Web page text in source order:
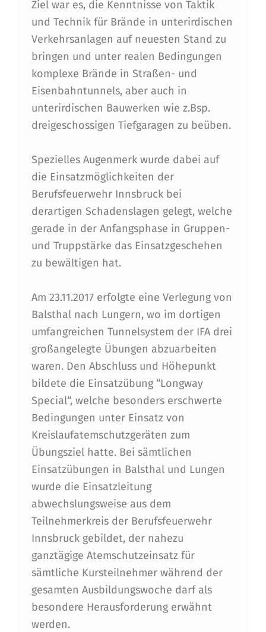
I
A
L
A
U
S
I
L
D
U
N
G
A
N
D
E
R
I
N
T
E
R
N
A
T
I
O
N
Ziel war es, die Kenntnisse von Taktik
und Technik für Brände in unterirdischen
Verkehrsanlagen auf neuesten Stand zu
bringen und unter realen Bedingungen
komplexe Brände in Straßen- und
Eisenbahntunnels, aber auch in
unterirdischen Bauwerken wie z.Bsp.
dreigeschossigen Tiefgaragen zu beüben.
Spezielles Augenmerk wurde dabei auf
die Einsatzmöglichkeiten der
Berufsfeuerwehr Innsbruck bei
derartigen Schadenslagen gelegt, welche
gerade in der Anfangsphase in Gruppen-
und Truppstärke das Einsatzgeschehen
zu bewältigen hat.
Am 23.11.2017 erfolgte eine Verlegung von
Balsthal nach Lungern, wo im dortigen
umfangreichen Tunnelsystem der IFA drei
großangelegte Übungen abzuarbeiten
waren. Den Abschluss und Höhepunkt
bildete die Einsatzübung “Longway
Special“, welche besonders erschwerte
Bedingungen unter Einsatz von
Kreislaufatemschutzgeräten zum
Übungsziel hatte. Bei sämtlichen
Einsatzübungen in Balsthal und Lungen
wurde die Einsatzleitung
abwechslungsweise aus dem
Teilnehmerkreis der Berufsfeuerwehr
Innsbruck gebildet, der nahezu
ganztägige Atemschutzeinsatz für
sämtliche Kursteilnehmer während der
gesamten Ausbildungswoche darf als
besondere Herausforderung erwähnt
werden.